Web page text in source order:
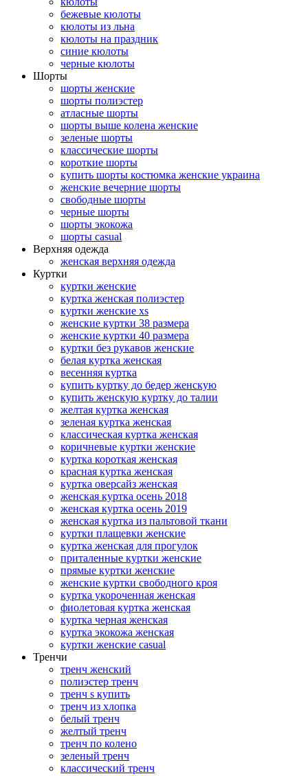
бежевые кюлоты
кюлоты из льна
кюлоты на праздник
синие кюлоты
черные кюлоты
Шорты
шорты женские
шорты полиэстер
атласные шорты
шорты выше колена женские
зеленые шорты
классические шорты
короткие шорты
купить шорты костюмка женские украина
женские вечерние шорты
свободные шорты
черные шорты
шорты экокожа
шорты casual
Верхняя одежда
женская верхняя одежда
Куртки
куртки женские
куртка женская полиэстер
куртки женские xs
женские куртки 38 размера
женские куртки 40 размера
куртки без рукавов женские
белая куртка женская
весенняя куртка
купить куртку до бедер женскую
купить женскую куртку до талии
желтая куртка женская
зеленая куртка женская
классическая куртка женская
коричневые куртки женские
куртка короткая женская
красная куртка женская
куртка оверсайз женская
женская куртка осень 2018
женская куртка осень 2019
женская куртка из пальтовой ткани
куртки плащевки женские
куртка женская для прогулок
приталенные куртки женские
прямые куртки женские
женские куртки свободного кроя
куртка укороченная женская
фиолетовая куртка женская
куртка черная женская
куртка экокожа женская
куртки женские casual
Тренчи
тренч женский
полиэстер тренч
тренч s купить
тренч из хлопка
белый тренч
желтый тренч
тренч по колено
зеленый тренч
классический тренч